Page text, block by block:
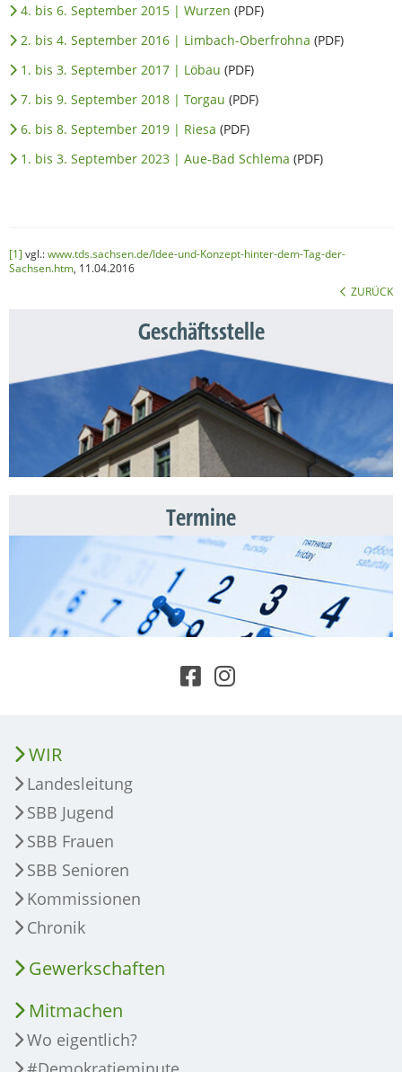
4. bis 6. September 2015 | Wurzen (PDF)
2. bis 4. September 2016 | Limbach-Oberfrohna (PDF)
1. bis 3. September 2017 | Löbau (PDF)
7. bis 9. September 2018 | Torgau (PDF)
6. bis 8. September 2019 | Riesa (PDF)
1. bis 3. September 2023 | Aue-Bad Schlema (PDF)
[1] vgl.:www.tds.sachsen.de/Idee-und-Konzept-hinter-dem-Tag-der-
Sachsen.htm , 11.04.2016
ZURÜCK
Geschäftsstelle
Termine
WIR
Landesleitung
SBB Jugend
SBB Frauen
SBB Senioren
Kommissionen
Chronik
Gewerkschaften
Mitmachen
Wo eigentlich?